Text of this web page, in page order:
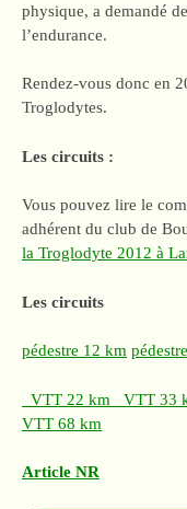
physique, a demandé
l’endurance.
Rendez-vous donc en
Troglodytes.
Les circuits :
Vous pouvez lire le
adhérent du club de
la Troglodyte 2012 à
Les circuits
pédestre 12 km
VTT 22 km VTT 33
VTT 68 km
Article NR